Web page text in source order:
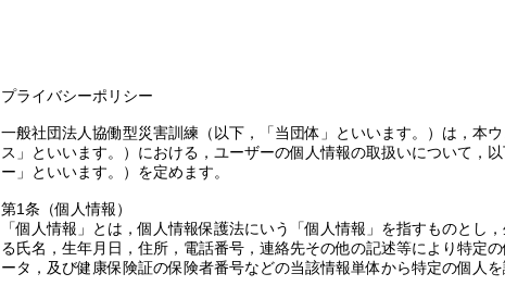
プライバシーポリシー
一般社団法人協働型災害訓練（以下，「当団体」といいます。）は，本
ス」といいます。）における，ユーザーの個人情報の取扱いについて，
ー」といいます。）を定めます。
第1条（個人情報）
「個人情報」とは，個人情報保護法にいう「個人情報」を指すものとし
る氏名，生年月日，住所，電話番号，連絡先その他の記述等により特定
ータ，及び健康保険証の保険者番号などの当該情報単体から特定の個人